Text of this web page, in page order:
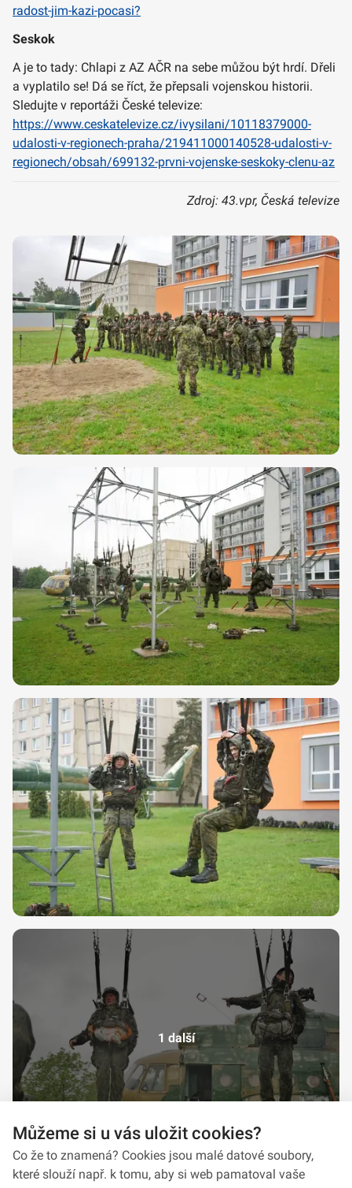
radost-jim-kazi-pocasi?
Seskok
A je to tady: Chlapi z AZ AČR na sebe můžou být hrdí. Dřeli
a vyplatilo se! Dá se říct, že přepsali vojenskou historii.
Sledujte v reportáži České televize:
https://www.ceskatelevize.cz/ivysilani/10118379000-
udalosti-v-regionech-praha/219411000140528-udalosti-v-
regionech/obsah/699132-prvni-vojenske-seskoky-clenu-az
Zdroj: 43.vpr, Česká televize
1 další
Můžeme si u vás uložit cookies?
Co že to znamená? Cookies jsou malé datové soubory,
které slouží např. k tomu, aby si web pamatoval vaše